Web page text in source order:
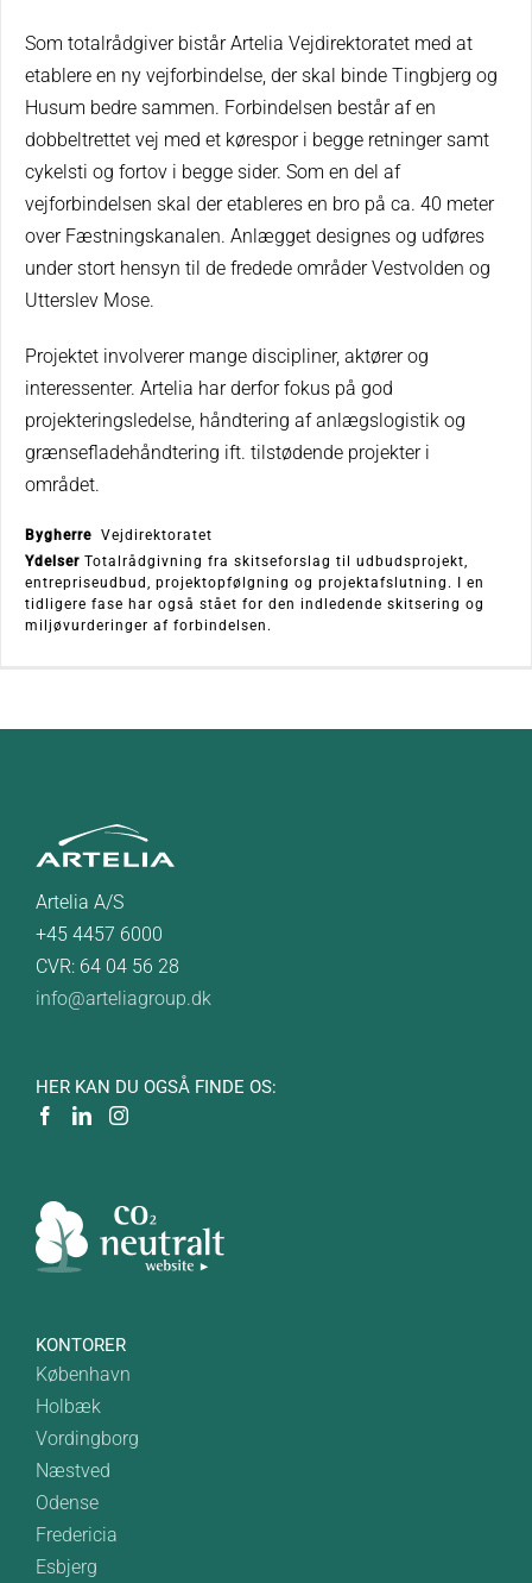
Som totalrådgiver bistår Artelia Vejdirektoratet med at
etablere en ny vejforbindelse, der skal binde Tingbjerg og
Husum bedre sammen. Forbindelsen består af en
dobbeltrettet vej med et kørespor i begge retninger samt
cykelsti og fortov i begge sider. Som en del af
vejforbindelsen skal der etableres en bro på ca. 40 meter
over Fæstningskanalen. Anlægget designes og udføres
under stort hensyn til de fredede områder Vestvolden og
Utterslev Mose.
Projektet involverer mange discipliner, aktører og
interessenter. Artelia har derfor fokus på god
projekteringsledelse, håndtering af anlægslogistik og
grænsefladehåndtering ift. tilstødende projekter i
området.
Bygherre Vejdirektoratet
Ydelser Totalrådgivning fra skitseforslag til udbudsprojekt,
entrepriseudbud, projektopfølgning og projektafslutning. I en
tidligere fase har også stået for den indledende skitsering og
miljøvurderinger af forbindelsen.
Artelia A/S
+45 4457 6000
CVR: 64 04 56 28
info@arteliagroup.dk
HER KAN DU OGSÅ FINDE OS:
KONTORER
København
Holbæk
Vordingborg
Næstved
Odense
Fredericia
Esbjerg